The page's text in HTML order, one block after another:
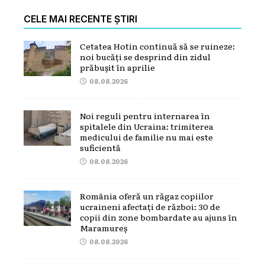
CELE MAI RECENTE ȘTIRI
Cetatea Hotin continuă să se ruineze:
noi bucăți se desprind din zidul
prăbușit în aprilie
08.08.2026
Noi reguli pentru internarea în
spitalele din Ucraina: trimiterea
medicului de familie nu mai este
suficientă
08.08.2026
România oferă un răgaz copiilor
ucraineni afectați de război: 30 de
copii din zone bombardate au ajuns în
Maramureș
08.08.2026